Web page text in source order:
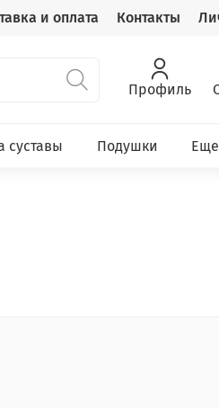
и оплата Контакты
Профиль
суставы Подушки Еще